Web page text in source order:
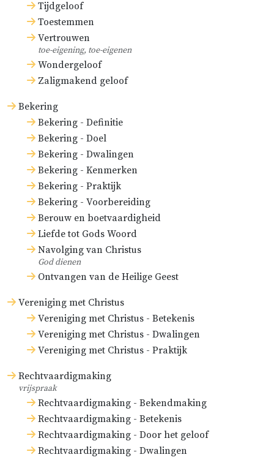
Tijdgeloof
Toestemmen
Vertrouwen
toe-eigening, toe-eigenen
Wondergeloof
Zaligmakend geloof
Bekering
Bekering - Definitie
Bekering - Doel
Bekering - Dwalingen
Bekering - Kenmerken
Bekering - Praktijk
Bekering - Voorbereiding
Berouw en boetvaardigheid
Liefde tot Gods Woord
Navolging van Christus
God dienen
Ontvangen van de Heilige Geest
Vereniging met Christus
Vereniging met Christus - Betekenis
Vereniging met Christus - Dwalingen
Vereniging met Christus - Praktijk
Rechtvaardigmaking
vrijspraak
Rechtvaardigmaking - Bekendmaking
Rechtvaardigmaking - Betekenis
Rechtvaardigmaking - Door het geloof
Rechtvaardigmaking - Dwalingen
voltooiing, zoals wij geleerd
hebben in hoofdstuk 10, § 11.
Daarom wordt gezegd dat wij ‘in
hope zalig zijn’ (
zover dat wij ‘roemen in de hoop
Tot slot, opdat er niets aan de
heerlijkheid zal ontbreken,
schenkt Hij aan degenen die
verheerlijkt zullen worden, het
onderpand van Zijn Geest (
1:22) en Diens allerzoetste vruchten
(Gal. 5:22), ja, ook zelfs de
eerstelingen van Gods liefde, van
de vrede en van de blijdschap over
heeft gezien, en het oor niet heeft
gehoord, en in het hart des mensen
niet is opgeklommen, hetgeen God
bereid heeft dien die Hem
liefhebben’ (